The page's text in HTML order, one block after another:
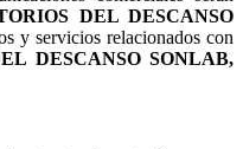
DEL DESCANSO
y servicios relacionados con
DESCANSO SONLAB,